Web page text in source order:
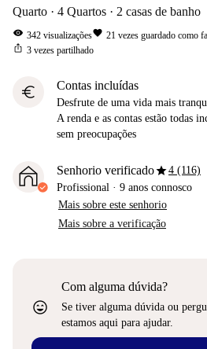
Quarto 4 Quartos 2 casas de banho
visibility 342 visualizaçõesfavorite 21 vezes guardado como
ios_share 3 vezes partilhado
euro Contas incluídas
Desfrute de uma vida mais
A renda e as contas estão todas
sem preocupações
Senhorio verificadostar4 (116)
Profissional · 9 anos connosco
Mais sobre este senhorio
Mais sobre a verificação
sentiment_very_satisfied
Com alguma dúvida?
Se tiver alguma dúvida ou
estamos aqui para ajudar.